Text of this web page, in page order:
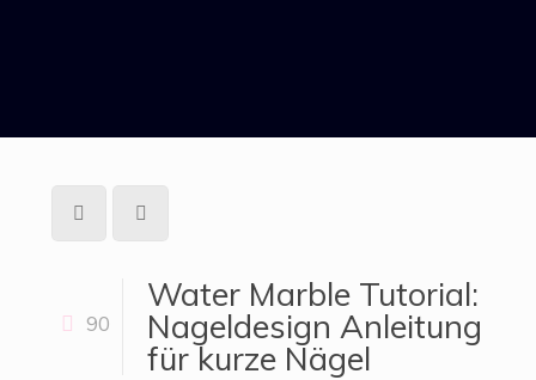
90
Water Marble Tutorial:
Nageldesign Anleitung
für kurze Nägel